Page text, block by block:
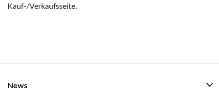
Kauf-/Verkaufsseite.
News